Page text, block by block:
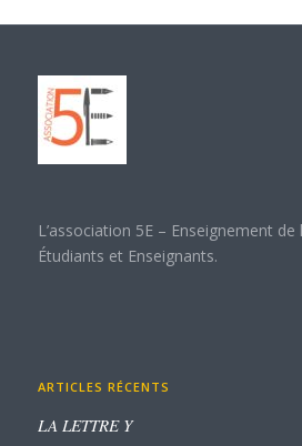
L’association 5E – Enseignement de
Étudiants et Enseignants.
ARTICLES RÉCENTS
LA LETTRE Y